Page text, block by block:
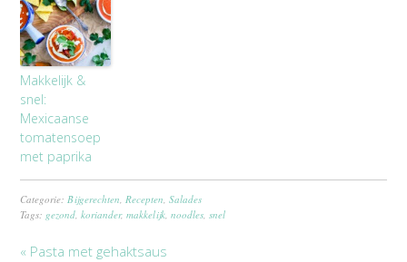
Makkelijk &
snel:
Mexicaanse
tomatensoep
met paprika
Categorie:Bijgerechten,Recepten,Salades
Tags: gezond,koriander,makkelijk,noodles,snel
« Pasta met gehaktsaus